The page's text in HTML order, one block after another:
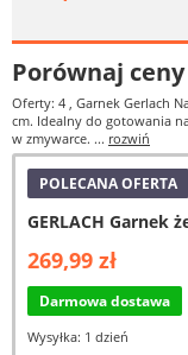
Porównaj ceny
Oferty: 4 , Garnek Gerlach
cm. Idealny do gotowania
w zmywarce. ... rozwiń
POLECANA OFERTA
GERLACH Garnek
269,99 zł
Darmowa dostawa
Wysyłka: 1 dzień